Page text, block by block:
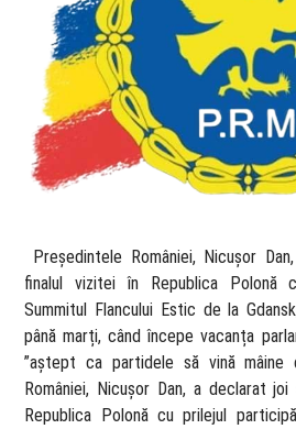
Președintele României, Nicușor
finalul vizitei în Republica Polonă
Summitul Flancului Estic de la
până marți, când începe vacanța
”aștept ca partidele să vină mâine
României, Nicușor Dan, a declarat
Republica Polonă cu prilejul